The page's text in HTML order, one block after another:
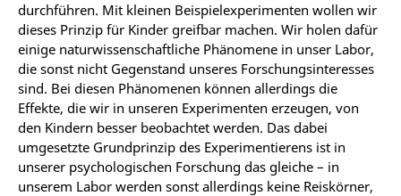
durchführen. Mit kleinen Beispielexperimenten wollen wir
dieses Prinzip für Kinder greifbar machen. Wir holen dafür
einige naturwissenschaftliche Phänomene in unser Labor,
die sonst nicht Gegenstand unseres Forschungsinteresses
sind. Bei diesen Phänomenen können allerdings die
Effekte, die wir in unseren Experimenten erzeugen, von
den Kindern besser beobachtet werden. Das dabei
umgesetzte Grundprinzip des Experimentierens ist in
unserer psychologischen Forschung das gleiche – in
unserem Labor werden sonst allerdings keine Reiskörner,